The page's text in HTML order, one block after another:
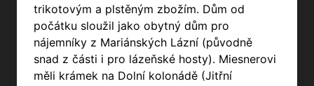
trikotovým a plstěným zbožím. Dům od
počátku sloužil jako obytný dům pro
nájemníky z Mariánských Lázní (původně
snad z části i pro lázeňské hosty). Miesnerovi
měli krámek na Dolní kolonádě (Jitřní